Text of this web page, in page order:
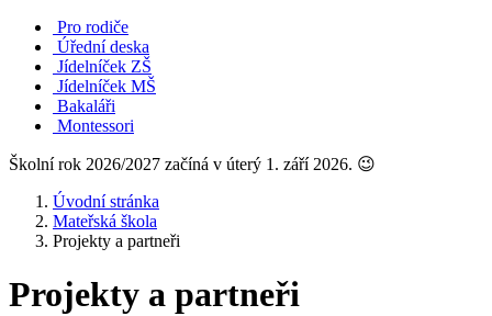
Pro rodiče
Úřední deska
Jídelníček ZŠ
Jídelníček MŠ
Bakaláři
Montessori
Školní rok 2026/2027 začíná v úterý 1. září 2026. 😉
Úvodní stránka
Mateřská škola
Projekty a partneři
Projekty a partneři